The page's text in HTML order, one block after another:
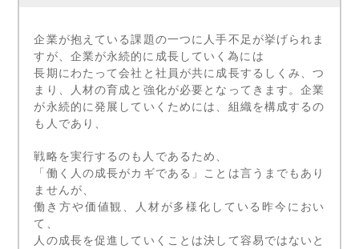
企業が抱えている課題の一つに人手不足が挙げられま
すが、企業が永続的に成長していく為には
長期にわたって会社と社員が共に成長するしくみ、つ
まり、人材の育成と強化が必要となってきます。企業
が永続的に発展していくためには、組織を構成するの
も人であり、
戦略を実行するのも人であるため、
「働く人の成長がカギである」ことは言うまでもあり
ませんが、
働き方や価値観、人材が多様化している昨今におい
て、
人の成長を促進していくことは決して容易ではないと